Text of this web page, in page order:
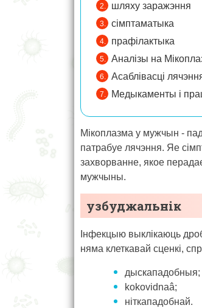
шляху заражэння
сімптаматыка
прафілактыка
Аналізы на
Асаблівасці
Медыкаменты і
Мікоплазма у мужчын -
патрабуе лячэння. Яе
захворванне, якое
мужчыны.
узбуджальнік
Інфекцыю выклікаюць
няма клеткавай сценкі,
дыскападобныя;
kokovidnaâ;
ніткападобнай.